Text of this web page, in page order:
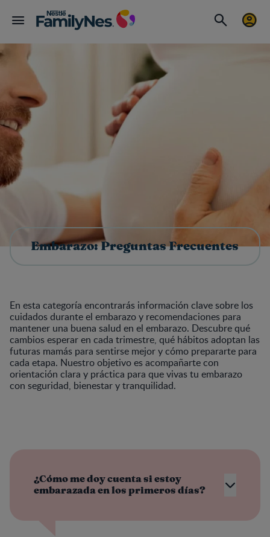
Embarazo: Preguntas Frecuentes
En esta categoría encontrarás información clave sobre los
cuidados durante el embarazo y recomendaciones para
mantener una buena salud en el embarazo. Descubre qué
cambios esperar en cada trimestre, qué hábitos adoptan las
futuras mamás para sentirse mejor y cómo prepararte para
cada etapa. Nuestro objetivo es acompañarte con
orientación clara y práctica para que vivas tu embarazo
con seguridad, bienestar y tranquilidad.
¿Cómo me doy cuenta si estoy
embarazada en los primeros días?